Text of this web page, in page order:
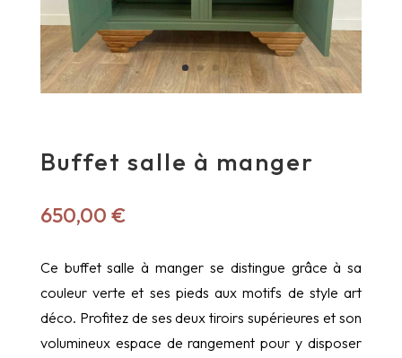
Buffet salle à manger
650,00 €
Ce buffet salle à manger se distingue grâce à sa
couleur verte et ses pieds aux motifs de style art
déco. Profitez de ses deux tiroirs supérieures et son
volumineux espace de rangement pour y disposer